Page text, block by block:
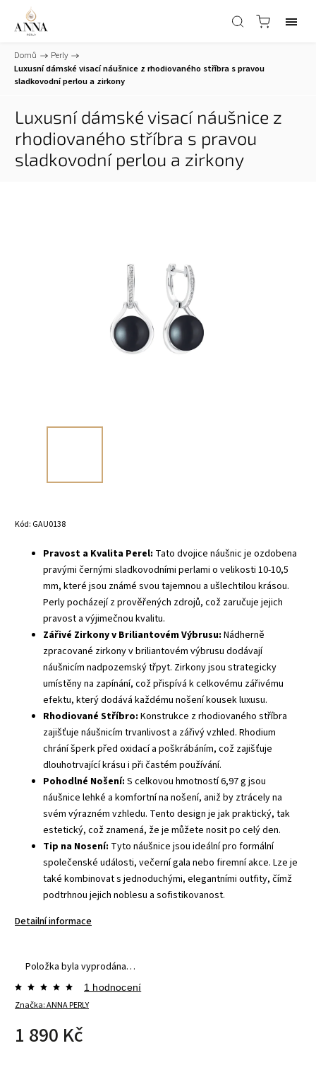
Domů / Perly /
Luxusní dámské visací náušnice z rhodiovaného stříbra s pravou
sladkovodní perlou a zirkony
Luxusní dámské visací náušnice z
rhodiovaného stříbra s pravou
sladkovodní perlou a zirkony
Kód: GAU0138
Pravost a Kvalita Perel: Tato dvojice náušnic je ozdobena
pravými černými sladkovodními perlami o velikosti 10-10,5
mm, které jsou známé svou tajemnou a ušlechtilou krásou.
Perly pocházejí z prověřených zdrojů, což zaručuje jejich
pravost a výjimečnou kvalitu.
Zářivé Zirkony v Briliantovém Výbrusu: Nádherně
zpracované zirkony v briliantovém výbrusu dodávají
náušnicím nadpozemský třpyt. Zirkony jsou strategicky
umístěny na zapínání, což přispívá k celkovému zářivému
efektu, který dodává každému nošení kousek luxusu.
Rhodiované Stříbro: Konstrukce z rhodiovaného stříbra
zajišťuje náušnicím trvanlivost a zářivý vzhled. Rhodium
chrání šperk před oxidací a poškrábáním, což zajišťuje
dlouhotrvající krásu i při častém používání.
Pohodlné Nošení: S celkovou hmotností 6,97 g jsou
náušnice lehké a komfortní na nošení, aniž by ztrácely na
svém výrazném vzhledu. Tento design je jak praktický, tak
estetický, což znamená, že je můžete nosit po celý den.
Tip na Nosení: Tyto náušnice jsou ideální pro formální
společenské události, večerní gala nebo firemní akce. Lze je
také kombinovat s jednoduchými, elegantními outfity, čímž
podtrhnou jejich noblesu a sofistikovanost.
Detailní informace
Položka byla vyprodána…
Značka:ANNA PERLY
1 hodnocení
1 890 Kč